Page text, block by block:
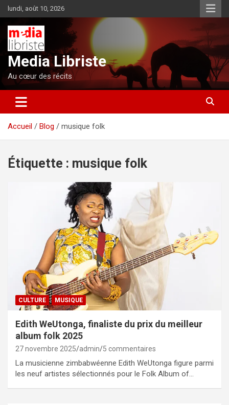
Aller
au
contenu
lundi, août 10, 2026
Media Libriste
Au cœur des récits
Accueil Blog musique folk
Étiquette : musique folk
CULTURE MUSIQUE
Edith WeUtonga, finaliste du prix du meilleur
album folk 2025
27 novembre 2025 admin 5 commentaires
La musicienne zimbabwéenne Edith WeUtonga figure parmi
les neuf artistes sélectionnés pour le Folk Album of…